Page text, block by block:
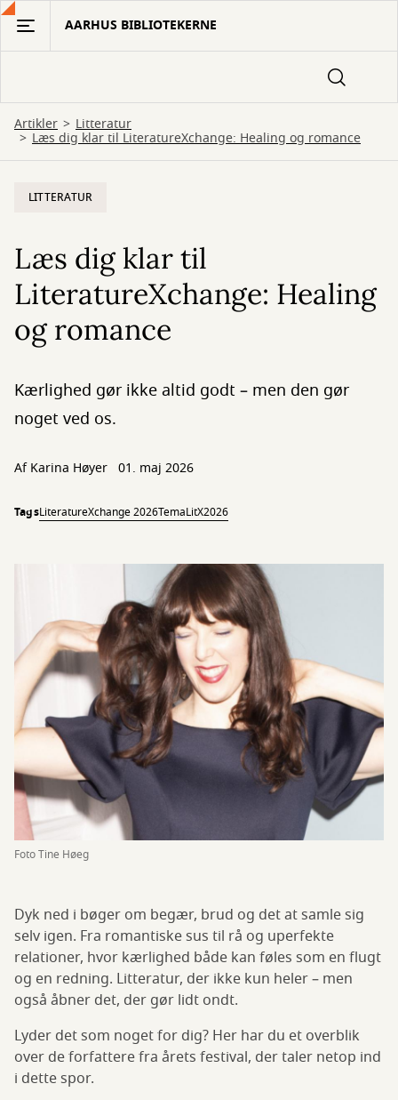
Gå
hovedindhold
AARHUS BIBLIOTEKERNE
Artikler Litteratur
Læs dig klar til LiteratureXchange: Healing og romance
LITTERATUR
Læs dig klar til
LiteratureXchange: Healing
og romance
Kærlighed gør ikke altid godt – men den gør
noget ved os.
AfKarina Høyer 01. maj 2026
TagsLiteratureXchange 2026TemaLitX2026
Foto Tine Høeg
Dyk ned i bøger om begær, brud og det at samle sig
selv igen. Fra romantiske sus til rå og uperfekte
relationer, hvor kærlighed både kan føles som en flugt
og en redning. Litteratur, der ikke kun heler – men
også åbner det, der gør lidt ondt.
Lyder det som noget for dig? Her har du et overblik
over de forfattere fra årets festival, der taler netop ind
i dette spor.